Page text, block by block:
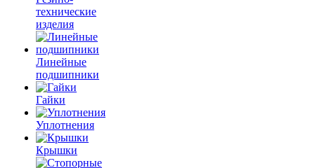
технические
изделия
Линейные
подшипники
Гайки
Уплотнения
Крышки